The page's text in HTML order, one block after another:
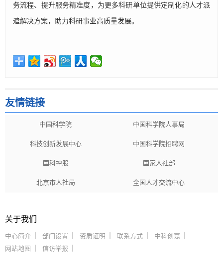
务流程、提升服务精准度，为更多科研单位提供定制化的人才派
遣解决方案，助力科研事业高质量发展。
友情链接
中国科学院 中国科学院人事局
科技创新发展中心 中国科学院招聘网
国科控股 国家人社部
北京市人社局 全国人才交流中心
关于我们
中心简介 部门设置 资质证明 联系方式
中科创嘉
网站地图
信访举报